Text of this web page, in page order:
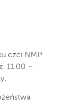
czci NMP
11.00 –